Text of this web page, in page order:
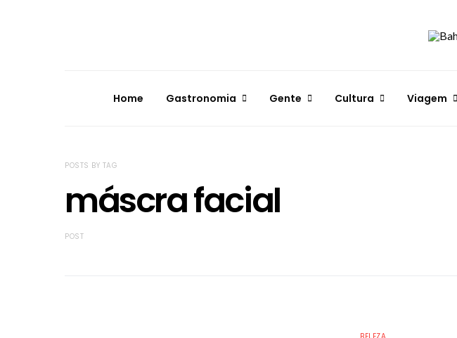
Home Gastronomia Gente Cultura Viagem
POSTS BY TAG
máscra facial
POST